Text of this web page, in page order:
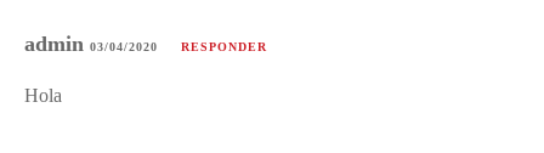
admin 03/04/2020 RESPONDER
Hola